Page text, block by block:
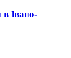
в Івано-